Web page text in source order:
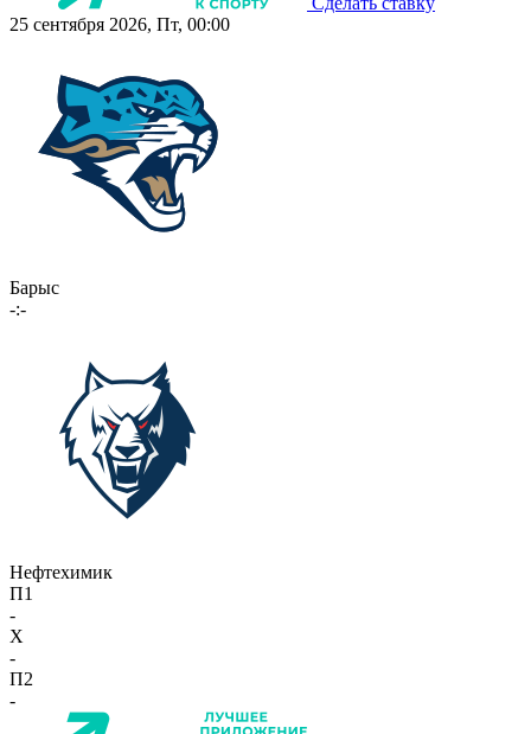
25 сентября 2026, Пт, 00:00
Барыс
-:-
Нефтехимик
П1
-
X
-
П2
-